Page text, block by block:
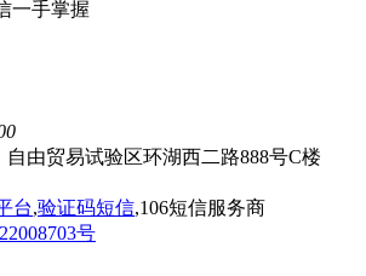
一手掌握
由贸易试验区环湖西二路888号C楼
台,验证码短信,106短信服务商
号